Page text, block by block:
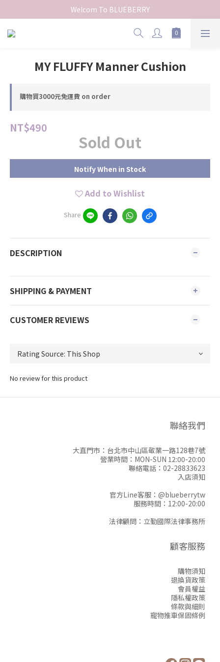
Welcom To BLUEBERRY
MY FLUFFY Manner Cushion
購物買3000元免運費 on order
NT$490
Sold Out
Notify When in Stock
Add to Wishlist
Share
DESCRIPTION
SHIPPING & PAYMENT
CUSTOMER REVIEWS
No review for this product
聯絡我們
大直門市：台北市中山區敬業一路128巷7號
營業時間：MON-SUN 12:00-20:00
聯絡電話：02-28833623
入店須知
官方Line客服： @blueberrytw
服務時間：12:00-20:00
法律顧問：立勤國際法律事務所
顧客服務
購物須知
退換貨政策
會員權益
隱私權政策
條款與細則
寵物推車保固條例